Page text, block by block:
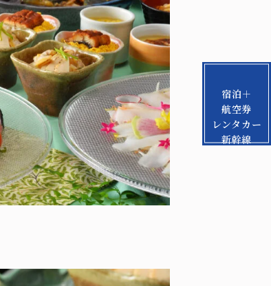
宿泊＋
航空券
レンタカー
新幹線